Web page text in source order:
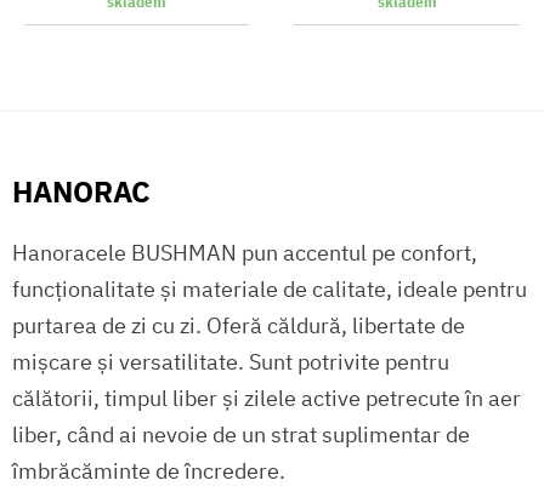
HANORAC
Hanoracele BUSHMAN pun accentul pe confort,
funcționalitate și materiale de calitate, ideale pentru
purtarea de zi cu zi. Oferă căldură, libertate de
mișcare și versatilitate. Sunt potrivite pentru
călătorii, timpul liber și zilele active petrecute în aer
liber, când ai nevoie de un strat suplimentar de
îmbrăcăminte de încredere.